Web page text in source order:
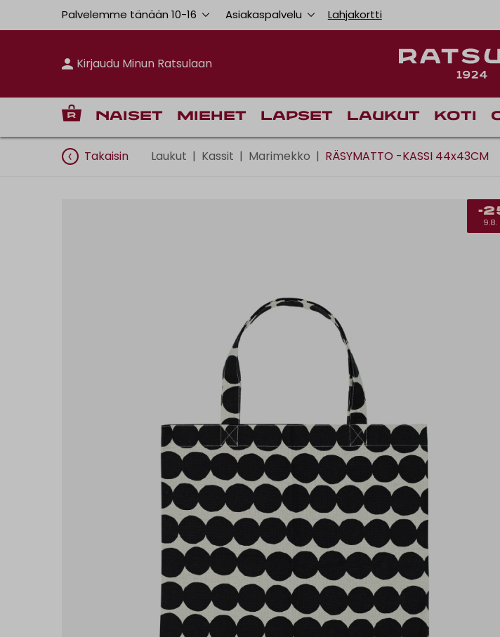
Palvelemme tänään 10-16 Asiakaspalvelu Lahjakortti
Kirjaudu Minun Ratsulaan
Naiset Miehet Lapset Laukut Koti
Takaisin Laukut | Kassit | Marimekko | RÄSYMATTO -KASSI 44x43CM
-